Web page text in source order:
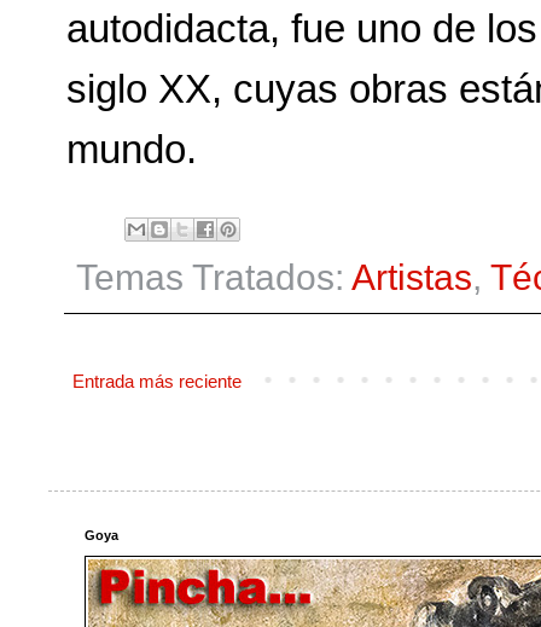
autodidacta, fue uno de
siglo XX, cuyas obras
mundo.
Temas Tratados: Artistas,
Entrada más reciente
Goya